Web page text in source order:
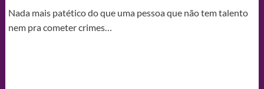
Nada mais patético do que uma pessoa que não tem talento
nem pra cometer crimes…